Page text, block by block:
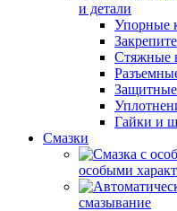
и детали
Упорные
Стяжные
Гайки и
Смазки
особыми
смазывание